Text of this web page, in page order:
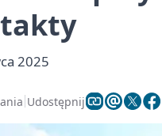
2025
Udostępnij